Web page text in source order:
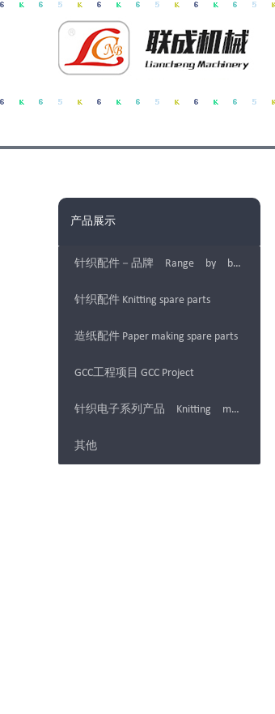
产品展示
针织配件－品牌 Range by brands
针织配件 Knitting spare parts
造纸配件 Paper making spare parts
GCC工程项目 GCC Project
针织电子系列产品 Knitting machine Electronics products
其他